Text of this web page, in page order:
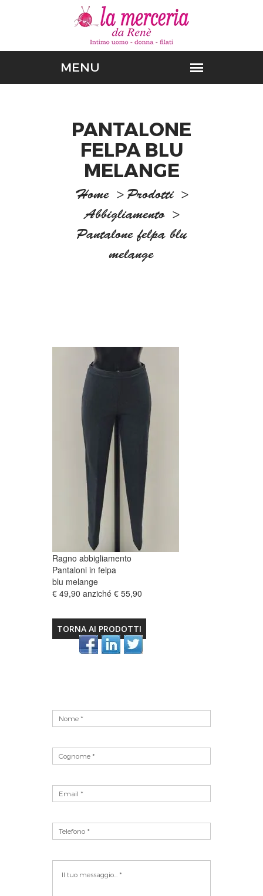
PANTALONE
FELPA BLU
MELANGE
Home > Prodotti >
Abbigliamento >
Pantalone felpa blu
melange
Ragno abbigliamento
Pantaloni in felpa
blu melange
€ 49,90 anziché € 55,90
TORNA AI PRODOTTI